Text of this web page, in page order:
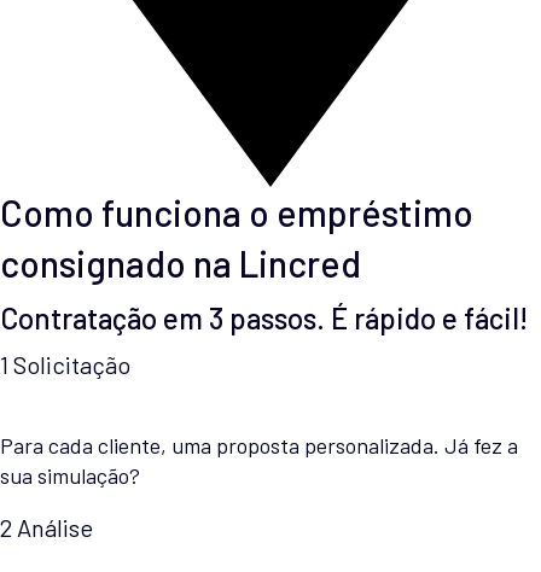
Como funciona o empréstimo
consignado na Lincred
Contratação em 3 passos. É rápido e fácil!
1 Solicitação
Para cada cliente, uma proposta personalizada. Já fez a
sua simulação?
2 Análise